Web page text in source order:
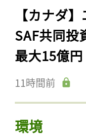
【カナダ
SAF共同投
最大15億円
11時間前
環境